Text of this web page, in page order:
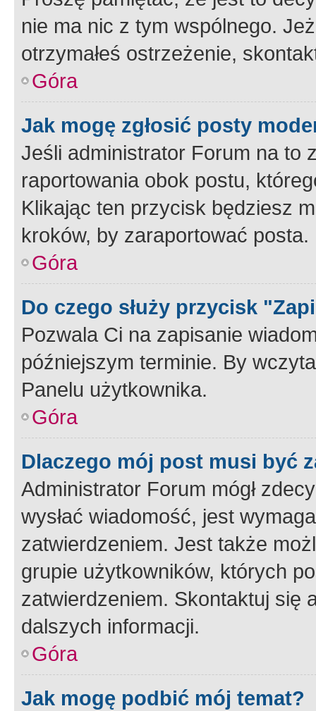
nie ma nic z tym wspólnego.
otrzymałeś ostrzeżenie,
Góra
Jak mogę zgłosić posty
Jeśli administrator Forum na to
raportowania obok postu,
Klikając ten przycisk będziesz
kroków, by zaraportować posta.
Góra
Do czego służy przycisk
Pozwala Ci na zapisanie
późniejszym terminie. By
Panelu użytkownika.
Góra
Dlaczego mój post musi być
Administrator Forum mógł
wysłać wiadomość, jest
zatwierdzeniem. Jest także
grupie użytkowników, których
zatwierdzeniem. Skontaktuj się
dalszych informacji.
Góra
Jak mogę podbić mój temat?